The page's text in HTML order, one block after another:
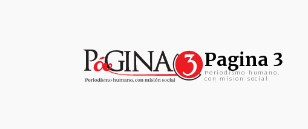
Pagina 3
Periodismo humano,
con mision social